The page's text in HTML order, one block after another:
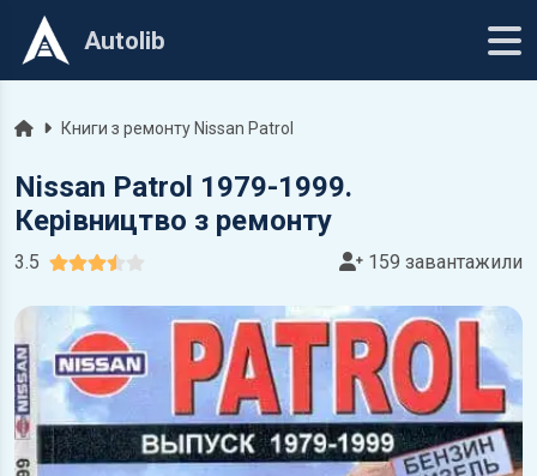
Autolib
ГоловнаКниги з ремонту Nissan Patrol
Nissan Patrol 1979-1999.
Керівництво з ремонту
3.5 159 завантажили